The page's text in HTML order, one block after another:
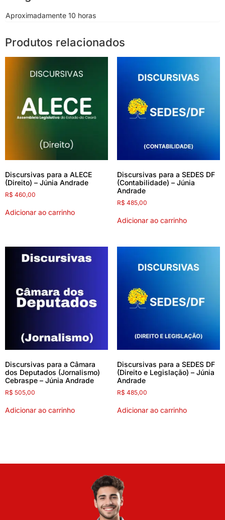
Aproximadamente 10 horas
Produtos relacionados
Discursivas para a ALECE
(Direito) – Júnia Andrade
R$ 460,00
Adicionar ao carrinho
Discursivas para a SEDES DF
(Contabilidade) – Júnia
Andrade
R$ 485,00
Adicionar ao carrinho
Discursivas para a Câmara
dos Deputados (Jornalismo)
Cebraspe – Júnia Andrade
R$ 505,00
Adicionar ao carrinho
Discursivas para a SEDES DF
(Direito e Legislação) – Júnia
Andrade
R$ 485,00
Adicionar ao carrinho